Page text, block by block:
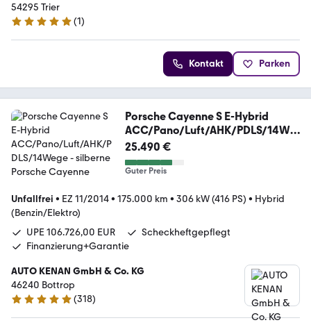
54295 Trier
5 Sterne
(1)
Kontakt Parken
Porsche Cayenne S E-Hybrid
ACC/Pano/Luft/AHK/PDLS/14We
ge
25.490 €
Guter Preis
Unfallfrei • EZ 11/2014• 175.000 km • 306 kW (416 PS) • Hybrid
(Benzin/Elektro)
UPE 106.726,00 EUR
Scheckheftgepflegt
Finanzierung+Garantie
AUTO KENAN GmbH & Co. KG
46240 ­­­­­­Bottrop
4.8 Sterne
(318)